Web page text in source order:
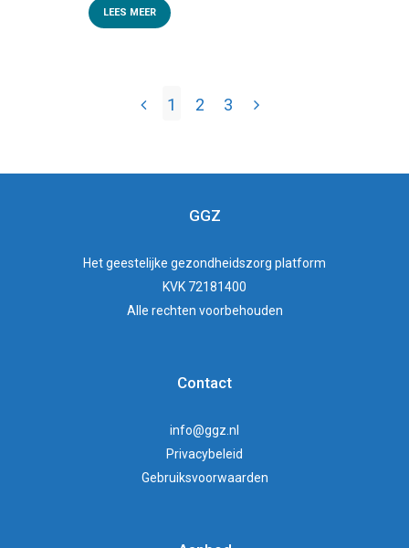
LEES MEER
1 2 3
GGZ
Hetgeestelijke gezondheidszorg platform
KVK 72181400
Alle rechten voorbehouden
Contact
info@ggz.nl
Privacybeleid
Gebruiksvoorwaarden